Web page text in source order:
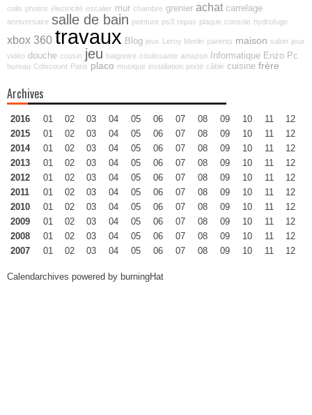
colis photos électricité escalier mur chambre grenier achat carrelage
anniversaire salle de bain peinture ps3 repas plaque console hydrofuge
xbox 360 travaux Blog jeux Leroy Merlin parents maison salon jeux
vidéo douche cousin jeu baignoire coulissante amazon Informatique Enzo Pc
bureau Cdiscount Paris placo musique installation porte câble cuisine frère
Archives
2016 01 02 03 04 05 06 07 08 09 10 11
12
2015
01 02 03 04 05 06 07 08 09 10 11
12
2014
01 02 03 04 05 06 07 08 09 10 11
12
2013
01 02 03 04 05 06 07 08 09 10 11
12
2012
01 02 03 04 05 06 07 08 09 10 11
12
2011
01 02 03 04 05 06 07 08 09 10 11
12
2010
01 02 03 04 05 06 07 08 09 10 11
12
2009
01 02 03 04 05 06 07 08 09 10 11
12
2008
01 02 03 04 05 06 07 08 09 10 11
12
2007
01 02 03 04 05 06 07 08 09 10 11 12
Calendarchives powered by burningHat